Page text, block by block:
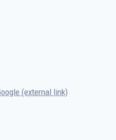
(external link)